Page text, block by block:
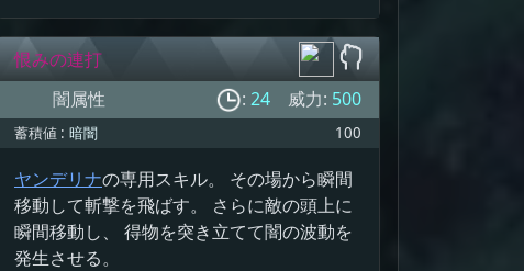
恨みの連打
闇属性
: 24 威力: 500
蓄積値 : 暗闇 100
ヤンデリナの専用スキル。 その場から瞬間
移動して斬撃を飛ばす。 さらに敵の頭上に
瞬間移動し、 得物を突き立てて闇の波動を
発生させる。